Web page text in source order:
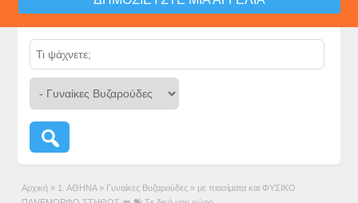
Αρχική » 1. ΑΘΗΝΑ » Γυναίκες Βυζαρούδες » με πιασίματα και ΦΥΣΙΚΟ